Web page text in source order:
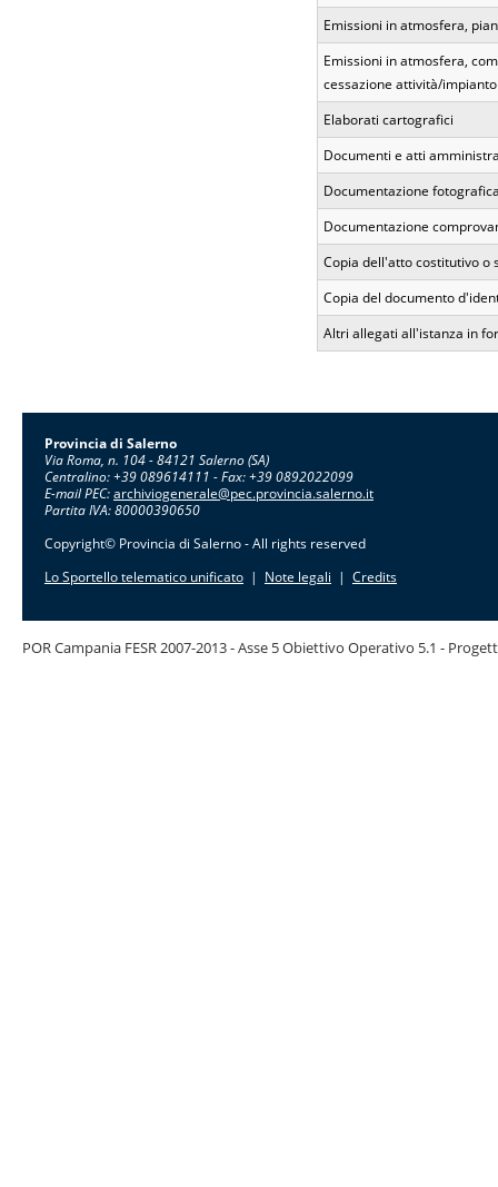
Emissioni in atmosfera,
Emissioni in atmosfera,
cessazione attività/impianto
Elaborati cartografici
Documenti e atti
Documentazione
Documentazione
Copia dell'atto costitutivo o
Copia del documento
Altri allegati all'istanza in
Provincia di Salerno
Via Roma, n. 104 - 84121 Salerno (SA)
Centralino: +39 089614111 - Fax: +39 0892022099
E-mail PEC:archiviogenerale@pec.provincia.salerno.it
Partita IVA: 80000390650
Copyright© Provincia di Salerno - All rights reserved
Lo Sportello telematico unificato | Note legali | Credits
POR Campania FESR 2007-2013 - Asse 5 Obiettivo Operativo 5.1 -